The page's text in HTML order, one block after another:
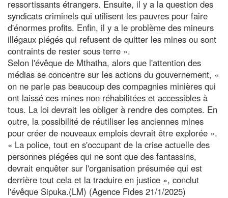
ressortissants étrangers. Ensuite, il y a la question des
syndicats criminels qui utilisent les pauvres pour faire
d'énormes profits. Enfin, il y a le problème des mineurs
illégaux piégés qui refusent de quitter les mines ou sont
contraints de rester sous terre ».
Selon l'évêque de Mthatha, alors que l'attention des
médias se concentre sur les actions du gouvernement, «
on ne parle pas beaucoup des compagnies minières qui
ont laissé ces mines non réhabilitées et accessibles à
tous. La loi devrait les obliger à rendre des comptes. En
outre, la possibilité de réutiliser les anciennes mines
pour créer de nouveaux emplois devrait être explorée ».
« La police, tout en s'occupant de la crise actuelle des
personnes piégées qui ne sont que des fantassins,
devrait enquêter sur l'organisation présumée qui est
derrière tout cela et la traduire en justice », conclut
l'évêque Sipuka.(LM) (Agence Fides 21/1/2025)